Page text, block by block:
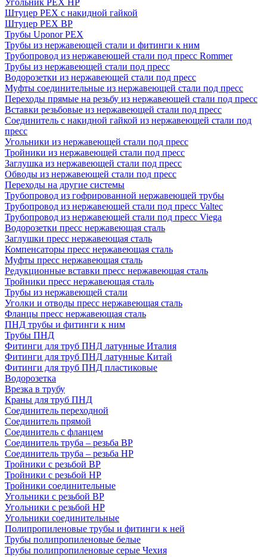
Штуцер PEX c накидной гайкой
Штуцер PEX ВР
Трубы Uponor PEX
Трубы из нержавеющей стали и фитинги к ним
Трубопровод из нержавеющей стали под пресс Rommer
Трубы из нержавеющей стали под пресс
Водорозетки из нержавеющей стали под пресс
Муфты соединительные из нержавеющей стали под пресс
Переходы прямые на резьбу из нержавеющей стали под пресс
Вставки резьбовые из нержавеющей стали под пресс
Соединитель с накидной гайкой из нержавеющей стали под
пресс
Угольники из нержавеющей стали под пресс
Тройники из нержавеющей стали под пресс
Заглушка из нержавеющей стали под пресс
Обводы из нержавеющей стали под пресс
Переходы на другие системы
Трубопровод из гофрированной нержавеющей трубы
Трубопровод из нержавеющей стали под пресс Valtec
Трубопровод из нержавеющей стали под пресс Viega
Водорозетки пресс нержавеющая сталь
Заглушки пресс нержавеющая сталь
Компенсаторы пресс нержавеющая сталь
Муфты пресс нержавеющая сталь
Редукционные вставки пресс нержавеющая сталь
Тройники пресс нержавеющая сталь
Трубы из нержавеющей стали
Уголки и отводы пресс нержавеющая сталь
Фланцы пресс нержавеющая сталь
ПНД трубы и фитинги к ним
Трубы ПНД
Фитинги для труб ПНД латунные Италия
Фитинги для труб ПНД латунные Китай
Фитинги для труб ПНД пластиковые
Водорозетка
Врезка в трубу
Краны для труб ПНД
Соединитель переходной
Соединитель прямой
Соединитель с фланцем
Соединитель труба – резьба ВР
Соединитель труба – резьба НР
Тройники с резьбой ВР
Тройники с резьбой НР
Тройники соединительные
Угольники с резьбой ВР
Угольники с резьбой НР
Угольники соединительные
Полипропиленовые трубы и фитинги к ней
Трубы полипропиленовые белые
Трубы полипропиленовые серые Чехия